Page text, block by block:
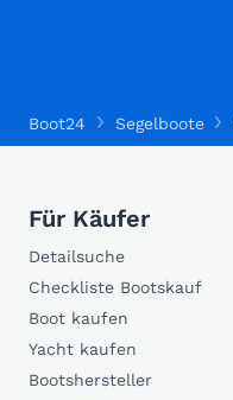
Boot24 Segelboote
Für Käufer
Detailsuche
Checkliste Bootskauf
Boot kaufen
Yacht kaufen
Bootshersteller